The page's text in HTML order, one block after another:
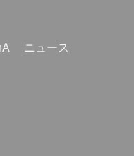
ニュース